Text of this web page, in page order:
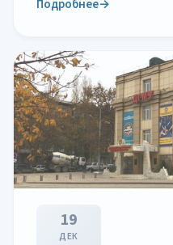
Подробнее→
19
ДЕК